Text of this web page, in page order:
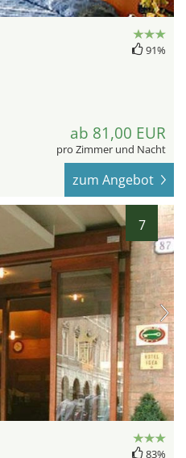
91%
ab 81,00 EUR
pro Zimmer und Nacht
zum Angebot
7
83%